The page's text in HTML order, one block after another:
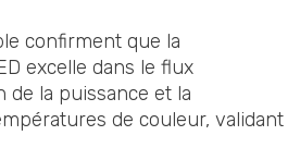
confirment que la
excelle dans le flux
de la puissance et la
de couleur, validant